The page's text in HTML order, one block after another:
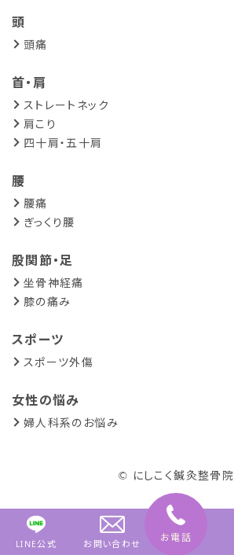
LINE公式 お問い合わせ
お電話
頭
頭痛
首・肩
ストレートネック
肩こり
四十肩・五十肩
腰
腰痛
ぎっくり腰
股関節・足
坐骨神経痛
膝の痛み
スポーツ
スポーツ外傷
女性の悩み
婦人科系のお悩み
© にしこく鍼灸整骨院